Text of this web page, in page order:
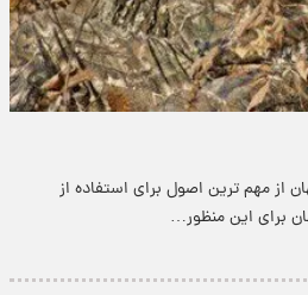
از مهم ترین اصول برای استفاده از
برای این منظور…